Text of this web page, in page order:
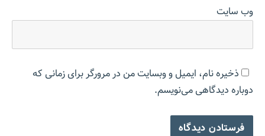
وب‌ سایت
ذخیره نام، ایمیل و وبسایت من در مرورگر برای زمانی که
دوباره دیدگاهی می‌نویسم.